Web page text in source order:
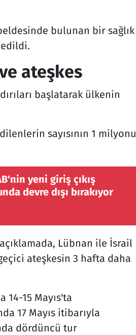
bulunan bir sağlık
ateşkes
başlatarak ülkenin
sayısının 1 milyonu
yeni giriş çıkış
devre dışı bırakıyor
Lübnan ile İsrail
ateşkesin 3 hafta daha
15 Mayıs'ta
17 Mayıs itibarıyla
dördüncü tur